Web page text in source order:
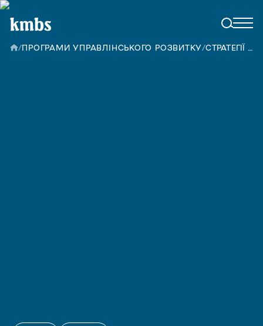
/ПРОГРАМИ УПРАВЛІНСЬКОГО РОЗВИТКУ/ СТРАТЕГІЇ ПРОДАЖУ